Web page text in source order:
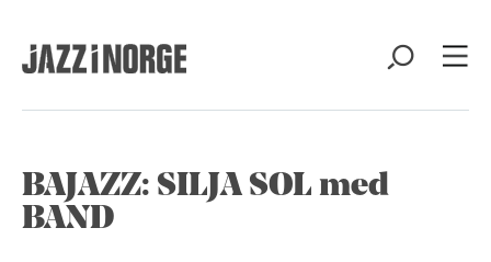
BAJAZZ: SILJA SOL med
BAND